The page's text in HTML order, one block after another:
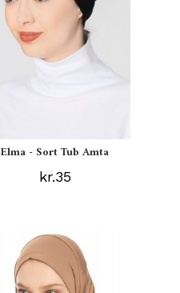
Elma - Sort Tub Amta
kr.35